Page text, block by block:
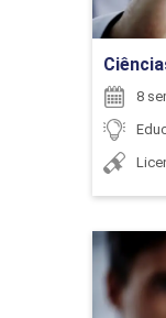
EDUCAÇÃO
ARTE E
8